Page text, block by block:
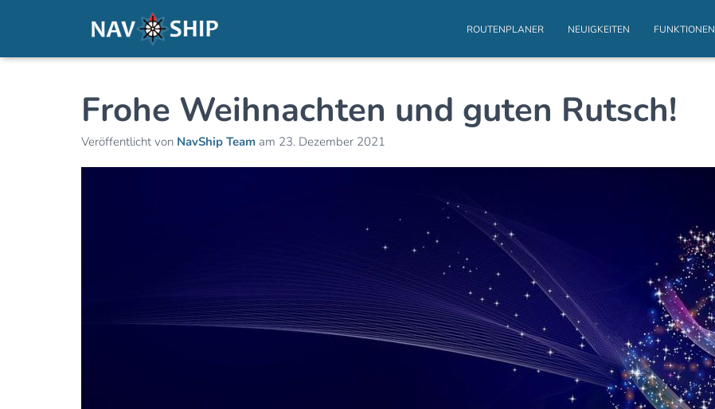
ROUTENPLANER NEUIGKEITEN FUNKTIONEN
Frohe Weihnachten und guten Rutsch!
Veröffentlicht von NavShip Team am 23. Dezember 2021